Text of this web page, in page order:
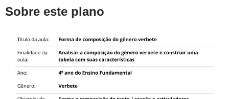
Sobre este plano